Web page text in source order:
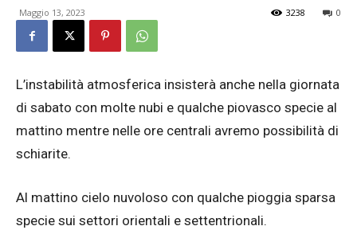
Maggio 13, 2023 0
3238
L’instabilità atmosferica insisterà anche nella giornata
di sabato con molte nubi e qualche piovasco specie al
mattino mentre nelle ore centrali avremo possibilità di
schiarite.
Al mattino cielo nuvoloso con qualche pioggia sparsa
specie sui settori orientali e settentrionali.